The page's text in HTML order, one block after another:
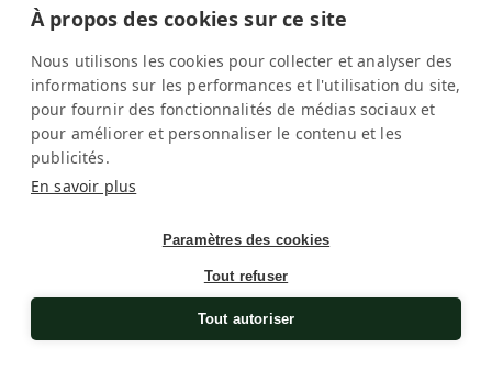
À propos des cookies sur ce site
Nous utilisons les cookies pour collecter et analyser des
informations sur les performances et l'utilisation du site,
pour fournir des fonctionnalités de médias sociaux et
pour améliorer et personnaliser le contenu et les
publicités.
En savoir plus
Paramètres des cookies
Tout refuser
Tout autoriser